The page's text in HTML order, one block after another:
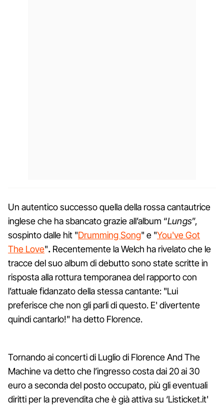
Un autentico successo quella della rossa cantautrice
inglese che ha sbancato grazie all’album “Lungs”,
sospinto dalle hit "Drumming Song" e "You've Got
The Love". Recentemente la Welch ha rivelato che le
tracce del suo album di debutto sono state scritte in
risposta alla rottura temporanea del rapporto con
l’attuale fidanzato della stessa cantante: "Lui
preferisce che non gli parli di questo. E' divertente
quindi cantarlo!" ha detto Florence.
Tornando ai concerti di Luglio di Florence And The
Machine va detto che l’ingresso costa dai 20 ai 30
euro a seconda del posto occupato, più gli eventuali
diritti per la prevendita che è già attiva su ‘Listicket.it'